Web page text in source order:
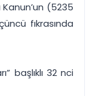
(5235
fıkrasında
başlıklı 32 nci